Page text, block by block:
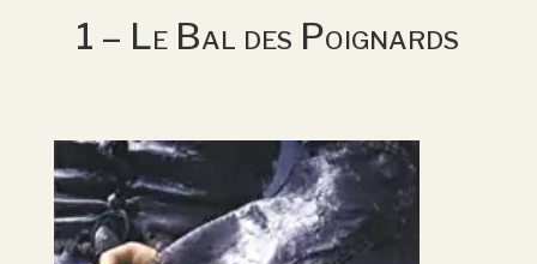
1 – Le Bal des Poignards